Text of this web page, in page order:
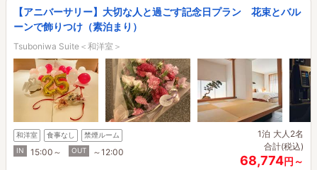
【アニバーサリー】大切な人と過ごす記念日プラン 花束とバル
ーンで飾りつけ（素泊まり）
Tsuboniwa Suite＜和洋室＞
和洋室 食事なし
禁煙ルーム
IN
15:00～ OUT ～12:00
1泊 大人2名
合計(税込)
68,774円～